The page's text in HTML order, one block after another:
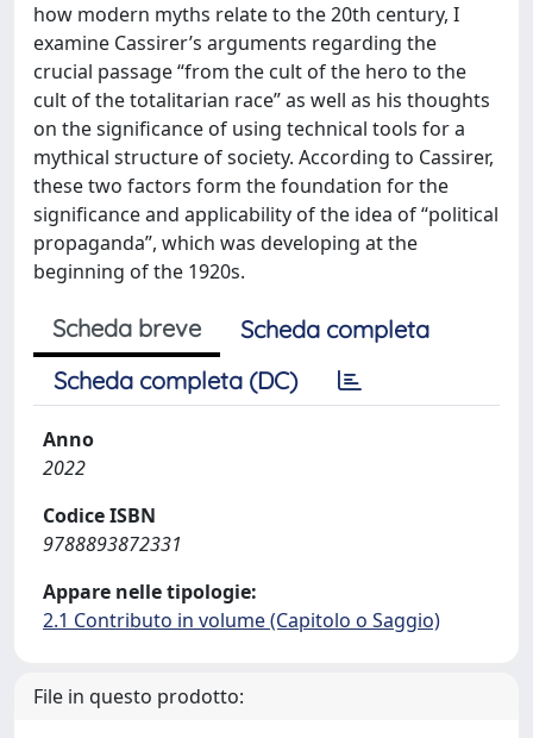
how modern myths relate to the 20th century, I
examine Cassirer’s arguments regarding the
crucial passage “from the cult of the hero to the
cult of the totalitarian race” as well as his thoughts
on the significance of using technical tools for a
mythical structure of society. According to Cassirer,
these two factors form the foundation for the
significance and applicability of the idea of “political
propaganda”, which was developing at the
beginning of the 1920s.
Scheda breve
Scheda completa
Scheda completa (DC)
Anno
2022
Codice ISBN
9788893872331
Appare nelle tipologie:
2.1 Contributo in volume (Capitolo o Saggio)
File in questo prodotto: